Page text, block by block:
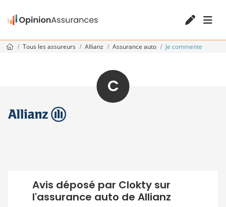
Tous les assureurs Allianz Assurance auto Je commente
C
Avis déposé par Clokty sur
l'assurance auto de Allianz